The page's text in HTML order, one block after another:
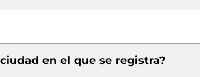
en el que se registra?